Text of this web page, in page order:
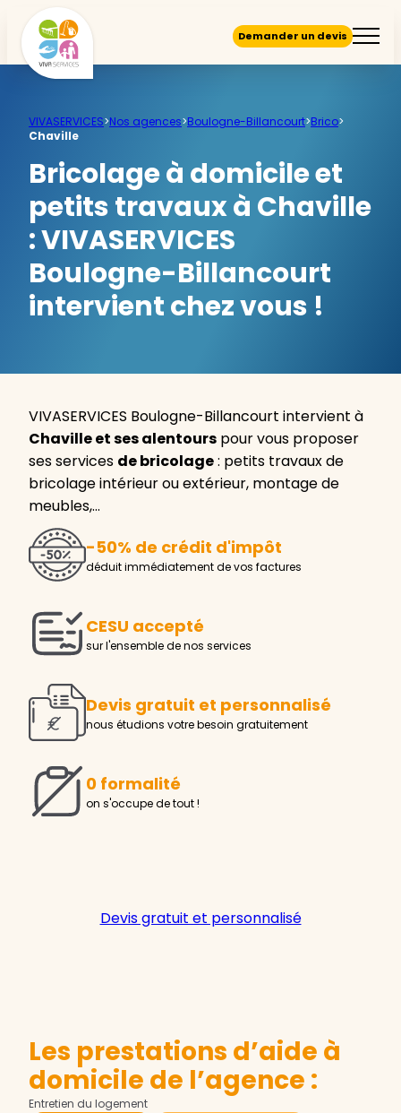
Demander un devis
VIVASERVICES>Nos agences>Boulogne-Billancourt>Brico>
Chaville
Bricolage à domicile et
petits travaux à Chaville
:VIVASERVICES
Boulogne-Billancourt
intervient chez vous !
VIVASERVICES Boulogne-Billancourt intervient à
Chaville et ses alentours pour vous proposer
ses services de bricolage: petits travaux de
bricolage intérieur ou extérieur, montage de
meubles,…
-50% de crédit d'impôt
déduit immédiatement de vos factures
CESU accepté
sur l'ensemble de nos services
Devis gratuit et personnalisé
nous étudions votre besoin gratuitement
0 formalité
on s'occupe de tout !
Devis gratuit et personnalisé
Les prestations d’aide à
domicile de l’agence :
Entretien du logement